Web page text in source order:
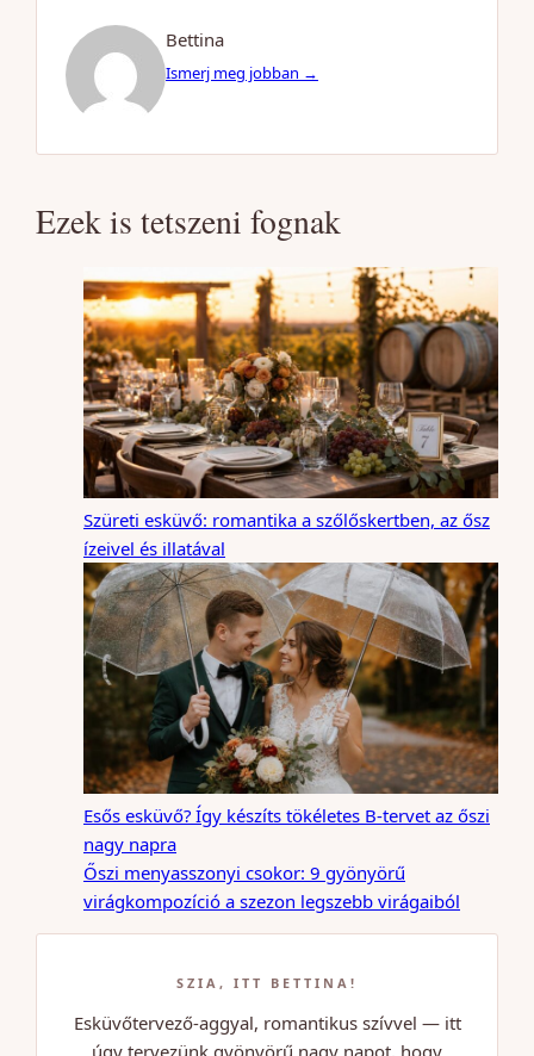
Bettina
Ismerj meg jobban →
Ezek is tetszeni fognak
Szüreti esküvő: romantika a szőlőskertben, az ősz
ízeivel és illatával
Esős esküvő? Így készíts tökéletes B-tervet az őszi
nagy napra
Őszi menyasszonyi csokor: 9 gyönyörű
virágkompozíció a szezon legszebb virágaiból
SZIA, ITT BETTINA!
Esküvőtervező-aggyal, romantikus szívvel — itt